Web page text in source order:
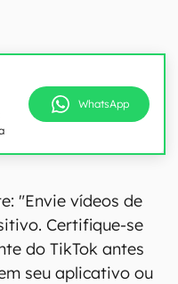
WhatsApp
"Envie vídeos de
Certifique-se
do TikTok antes
seu aplicativo ou